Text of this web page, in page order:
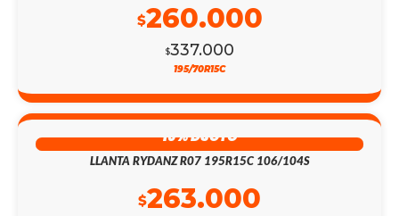
$337.000
$260.000
195/70R15C
16% DSCTO
LLANTA RYDANZ R07 195R15C 106/104S
$263.000